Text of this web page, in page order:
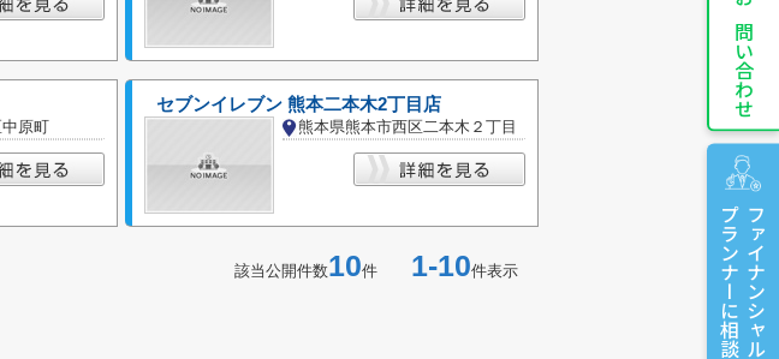
お問い合わせ
ファイナンシャル
プランナーに相談
原町
セブンイレブン 熊本二本木2丁目店
熊本県熊本市西区二本木２丁目
該当公開件数10件 1-10件表示